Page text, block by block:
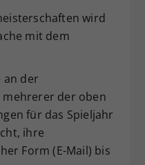
wird
mit dem
an der
der oben
für das Spieljahr
ihre
Form (E-Mail) bis